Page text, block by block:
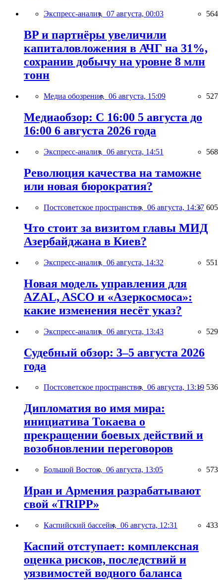
Экспресс-анализ, 07 августа, 00:03 564
BP и партнёры увеличили
капиталовложения в АЧГ на 31%,
сохранив добычу на уровне 8 млн
тонн
Медиа обозрение, 06 августа, 15:09 527
Медиаобзор: С 16:00 5 августа до
16:00 6 августа 2026 года
Экспресс-анализ, 06 августа, 14:51 568
Революция качества на таможне
или новая бюрократия?
Постсоветское пространство, 06 августа, 14:37 605
Что стоит за визитом главы МИД
Азербайджана в Киев?
Экспресс-анализ, 06 августа, 14:32 551
Новая модель управления для
AZAL, ASCO и «Азеркосмоса»:
какие изменения несёт указ?
Экспресс-анализ, 06 августа, 13:43 529
Судебный обзор: 3–5 августа 2026
года
Постсоветское пространство, 06 августа, 13:19 536
Дипломатия во имя мира:
инициатива Токаева о
прекращении боевых действий и
возобновлении переговоров
Большой Восток, 06 августа, 13:05 573
Иран и Армения разрабатывают
свой «TRIPP»
Каспийский бассейн, 06 августа, 12:31 433
Каспий отступает: комплексная
оценка рисков, последствий и
уязвимостей водного баланса